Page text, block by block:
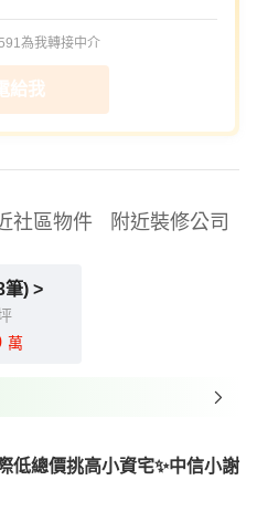
為我轉接中介
給我
社區物件 附近裝修公司
筆) >
萬
低總價挑高小資宅✨中信小謝